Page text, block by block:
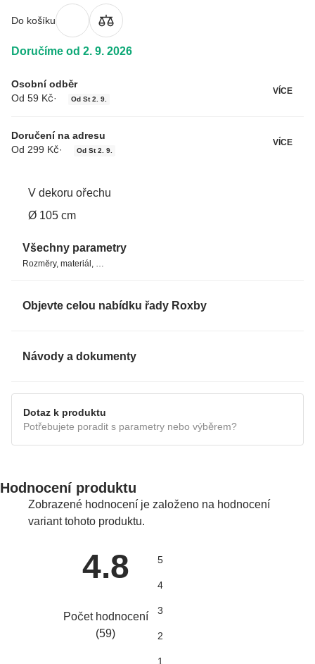
Do košíku
Doručíme od 2. 9. 2026
Osobní odběr
Od 59 Kč· Od St 2. 9.
VÍCE
Doručení na adresu
Od 299 Kč· Od St 2. 9.
VÍCE
V dekoru ořechu
Ø 105 cm
Všechny parametry
Rozměry, materiál, …
Objevte celou nabídku řady Roxby
Návody a dokumenty
Dotaz k produktu
Potřebujete poradit s parametry nebo výběrem?
Hodnocení produktu
Zobrazené hodnocení je založeno na hodnocení
variant tohoto produktu.
4.8
Počet hodnocení
(59)
5
4
3
2
1